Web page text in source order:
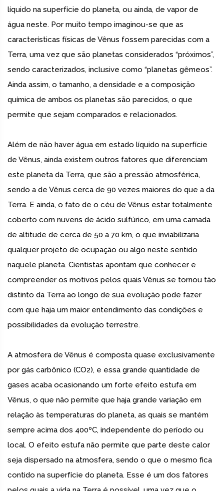
líquido na superfície do planeta, ou ainda, de vapor de
água neste. Por muito tempo imaginou-se que as
características físicas de Vênus fossem parecidas com a
Terra, uma vez que são planetas considerados “próximos”,
sendo caracterizados, inclusive como “planetas gêmeos”.
Ainda assim, o tamanho, a densidade e a composição
química de ambos os planetas são parecidos, o que
permite que sejam comparados e relacionados.
Além de não haver água em estado líquido na superfície
de Vênus, ainda existem outros fatores que diferenciam
este planeta da Terra, que são a pressão atmosférica,
sendo a de Vênus cerca de 90 vezes maiores do que a da
Terra. E ainda, o fato de o céu de Vênus estar totalmente
coberto com nuvens de ácido sulfúrico, em uma camada
de altitude de cerca de 50 a 70 km, o que inviabilizaria
qualquer projeto de ocupação ou algo neste sentido
naquele planeta. Cientistas apontam que conhecer e
compreender os motivos pelos quais Vênus se tornou tão
distinto da Terra ao longo de sua evolução pode fazer
com que haja um maior entendimento das condições e
possibilidades da evolução terrestre.
A atmosfera de Vênus é composta quase exclusivamente
por gás carbônico (CO2), e essa grande quantidade de
gases acaba ocasionando um forte efeito estufa em
Vênus, o que não permite que haja grande variação em
relação às temperaturas do planeta, as quais se mantém
sempre acima dos 400ºC, independente do período ou
local. O efeito estufa não permite que parte deste calor
seja dispersado na atmosfera, sendo o que o mesmo fica
contido na superfície do planeta. Esse é um dos fatores